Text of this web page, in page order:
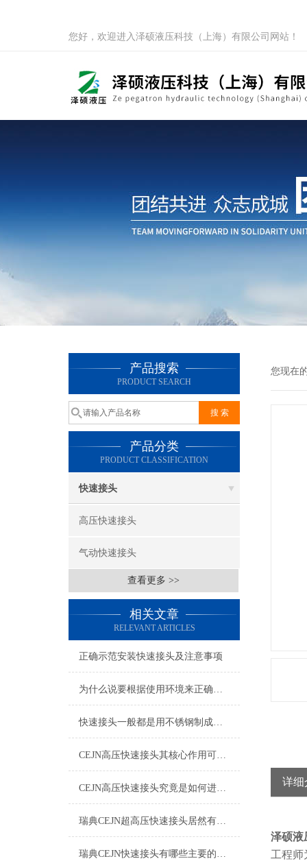
您好，欢迎进入泽硕液压科技（上海）有限公司网站！
产品搜索
PRODUCT SEARCH
产品分类
PRODUCT CLASSIFICATION
快速接头
高压快速接头
气动快速接头
查看更多 >>
相关文章
RELEVANT ARTICLES
正确示范安装快速接头及注意事项
为什么说要根据使用环境来正确的选择快速接头呢？
快速接头一般都是用不锈钢制成，那么该如何清洗维护呢？
CEJN高压快速接头其核心作用可归纳为以下方面
CEJN高压快速接头究竟是如何进行安装的呢？
瑞典CEJN超高压快速接头居然有如此广泛的应用领域
瑞典CEJN快速接头有哪些主要的优势呢？
您现在
详细
泽硕液
工程师